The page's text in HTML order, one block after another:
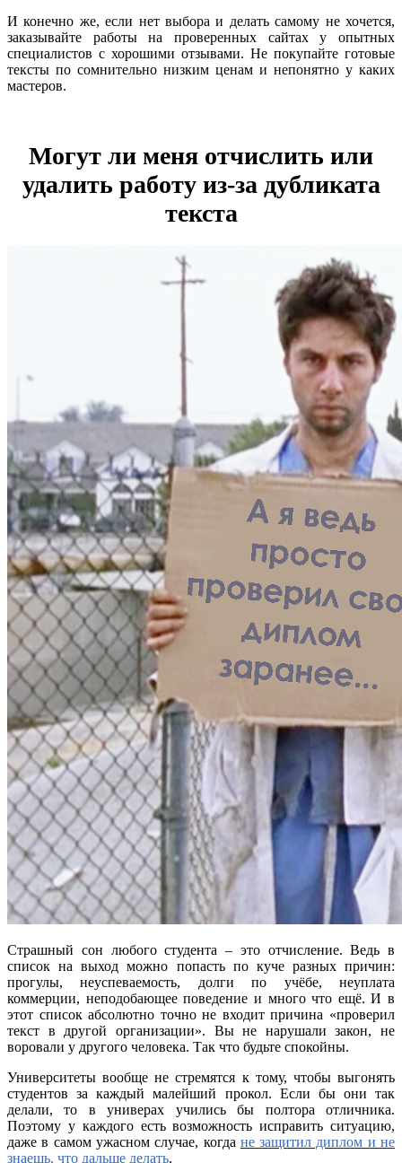
И конечно же, если нет выбора и делать самому не хочется,
заказывайте работы на проверенных сайтах у опытных
специалистов с хорошими отзывами. Не покупайте готовые
тексты по сомнительно низким ценам и непонятно у каких
мастеров.
Могут ли меня отчислить или
удалить работу из-за дубликата
текста
Страшный сон любого студента – это отчисление. Ведь в
список на выход можно попасть по куче разных причин:
прогулы, неуспеваемость, долги по учёбе, неуплата
коммерции, неподобающее поведение и много что ещё. И в
этот список абсолютно точно не входит причина «проверил
текст в другой организации». Вы не нарушали закон, не
воровали у другого человека. Так что будьте спокойны.
Университеты вообще не стремятся к тому, чтобы выгонять
студентов за каждый малейший прокол. Если бы они так
делали, то в универах учились бы полтора отличника.
Поэтому у каждого есть возможность исправить ситуацию,
даже в самом ужасном случае, когда не защитил диплом и не
знаешь, что дальше делать.